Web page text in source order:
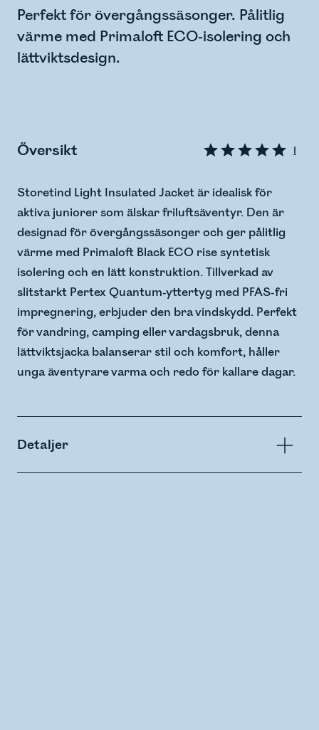
Perfekt för övergångssäsonger. Pålitlig
värme med Primaloft ECO-isolering och
lättviktsdesign.
Översikt 1
Storetind Light Insulated Jacket är idealisk för
aktiva juniorer som älskar friluftsäventyr. Den är
designad för övergångssäsonger och ger pålitlig
värme med Primaloft Black ECO rise syntetisk
isolering och en lätt konstruktion. Tillverkad av
slitstarkt Pertex Quantum-yttertyg med PFAS-fri
impregnering, erbjuder den bra vindskydd. Perfekt
för vandring, camping eller vardagsbruk, denna
lättviktsjacka balanserar stil och komfort, håller
unga äventyrare varma och redo för kallare dagar.
Detaljer